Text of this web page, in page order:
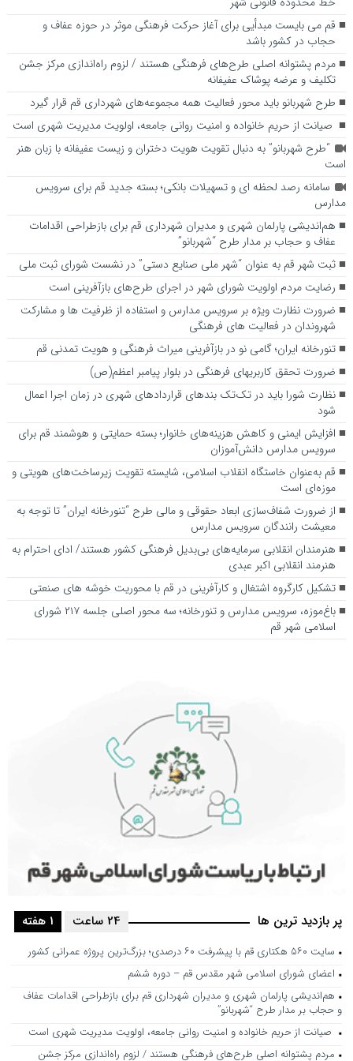
قم می بایست مبدأیی برای آغاز حرکت فرهنگی موثر در حوزه عفاف و
حجاب در کشور باشد
مردم پشتوانه اصلی طرح‌های فرهنگی هستند / لزوم راه‌اندازی مرکز جشن
تکلیف و عرضه پوشاک عفیفانه
طرح شهربانو باید محور فعالیت همه مجموعه‌های شهرداری قم قرار گیرد
صیانت از حریم خانواده و امنیت روانی جامعه، اولویت مدیریت شهری است
“طرح شهربانو” به دنبال تقویت هویت دختران و زیست عفیفانه با زبان هنر
است
سامانه رصد لحظه ای و تسهیلات بانکی؛ بسته جدید قم برای سرویس
مدارس
هم‌اندیشی پارلمان شهری و مدیران شهرداری قم برای بازطراحی اقدامات
عفاف و حجاب بر مدار طرح “شهربانو”
ثبت شهر قم به عنوان “شهر ملی صنایع دستی” در نشست شورای ثبت ملی
رضایت مردم اولویت شورای شهر در اجرای طرح‌های بازآفرینی است
ضرورت نظارت ویژه بر سرویس مدارس و استفاده از ظرفیت ها و مشارکت
شهروندان در فعالیت های فرهنگی
تنورخانه ایران؛ گامی نو در بازآفرینی میراث فرهنگی و هویت تمدنی قم
ضرورت تحقق کاربری­های فرهنگی در بلوار پیامبر اعظم(ص)
نظارت شورا باید در تک‌تک بندهای قراردادهای شهری در زمان اجرا اعمال
شود
افزایش ایمنی و کاهش هزینه‌های خانوار؛ بسته حمایتی و هوشمند قم برای
سرویس مدارس دانش‌آموزان
قم به‌عنوان خاستگاه انقلاب اسلامی، شایسته تقویت زیرساخت‌های هویتی و
موزه‌ای است
از ضرورت شفاف‌سازی ابعاد حقوقی و مالی طرح “تنورخانه ایران” تا توجه به
معیشت رانندگان سرویس مدارس
هنرمندان انقلابی سرمایه‌های بی‌بدیل فرهنگی کشور هستند/ ادای احترام به
هنرمند انقلابی اکبر عبدی
تشکیل کارگروه اشتغال و کارآفرینی در قم با محوریت خوشه های صنعتی
باغ‌موزه، سرویس مدارس و تنورخانه؛ سه محور اصلی جلسه ۲۱۷ شورای
اسلامی شهر قم
پر بازدید ترین ها 1 هفته 24 ساعت
سایت ۵۶۰ هکتاری قم با پیشرفت ۶۰ درصدی؛ بزرگ‌ترین پروژه عمرانی کشور
اعضای شورای اسلامی شهر مقدس قم – دوره ششم
هم‌اندیشی پارلمان شهری و مدیران شهرداری قم برای بازطراحی اقدامات عفاف
و حجاب بر مدار طرح “شهربانو”
صیانت از حریم خانواده و امنیت روانی جامعه، اولویت مدیریت شهری است
مردم پشتوانه اصلی طرح‌های فرهنگی هستند / لزوم راه‌اندازی مرکز جشن